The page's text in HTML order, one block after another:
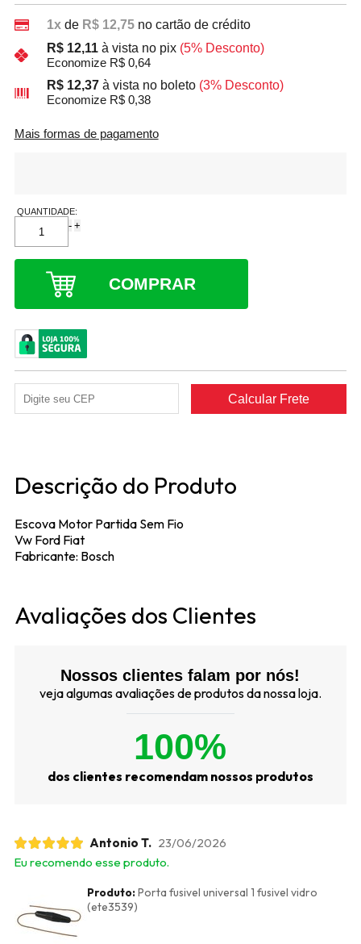
1xde R$ 12,75 no cartão de crédito
R$ 12,11 à vista no pix (5% Desconto)
Economize R$ 0,64
R$ 12,37 à vista no boleto (3% Desconto)
Economize R$ 0,38
Mais formas de pagamento
QUANTIDADE:
- +
COMPRAR
Descrição do Produto
Escova Motor Partida Sem Fio
Vw Ford Fiat
Fabricante: Bosch
Avaliações dos Clientes
Nossos clientes falam por nós!
veja algumas avaliações de produtos da nossa loja.
100%
dos clientes recomendam nossos produtos
Antonio T. 23/06/2026
Eu recomendo esse produto.
Produto:Porta fusivel universal 1 fusivel vidro
(ete3539)